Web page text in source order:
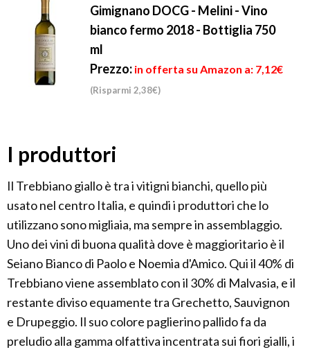
Gimignano DOCG - Melini - Vino
bianco fermo 2018 - Bottiglia 750
ml
Prezzo: in offerta su Amazon a: 7,12€
(Risparmi 2,38€)
I produttori
Il Trebbiano giallo è tra i vitigni bianchi, quello più
usato nel centro Italia, e quindi i produttori che lo
utilizzano sono migliaia, ma sempre in assemblaggio.
Uno dei vini di buona qualità dove è maggioritario è il
Seiano Bianco di Paolo e Noemia d'Amico. Qui il 40% di
Trebbiano viene assemblato con il 30% di Malvasia, e il
restante diviso equamente tra Grechetto, Sauvignon
e Drupeggio. Il suo colore paglierino pallido fa da
preludio alla gamma olfattiva incentrata sui fiori gialli, i